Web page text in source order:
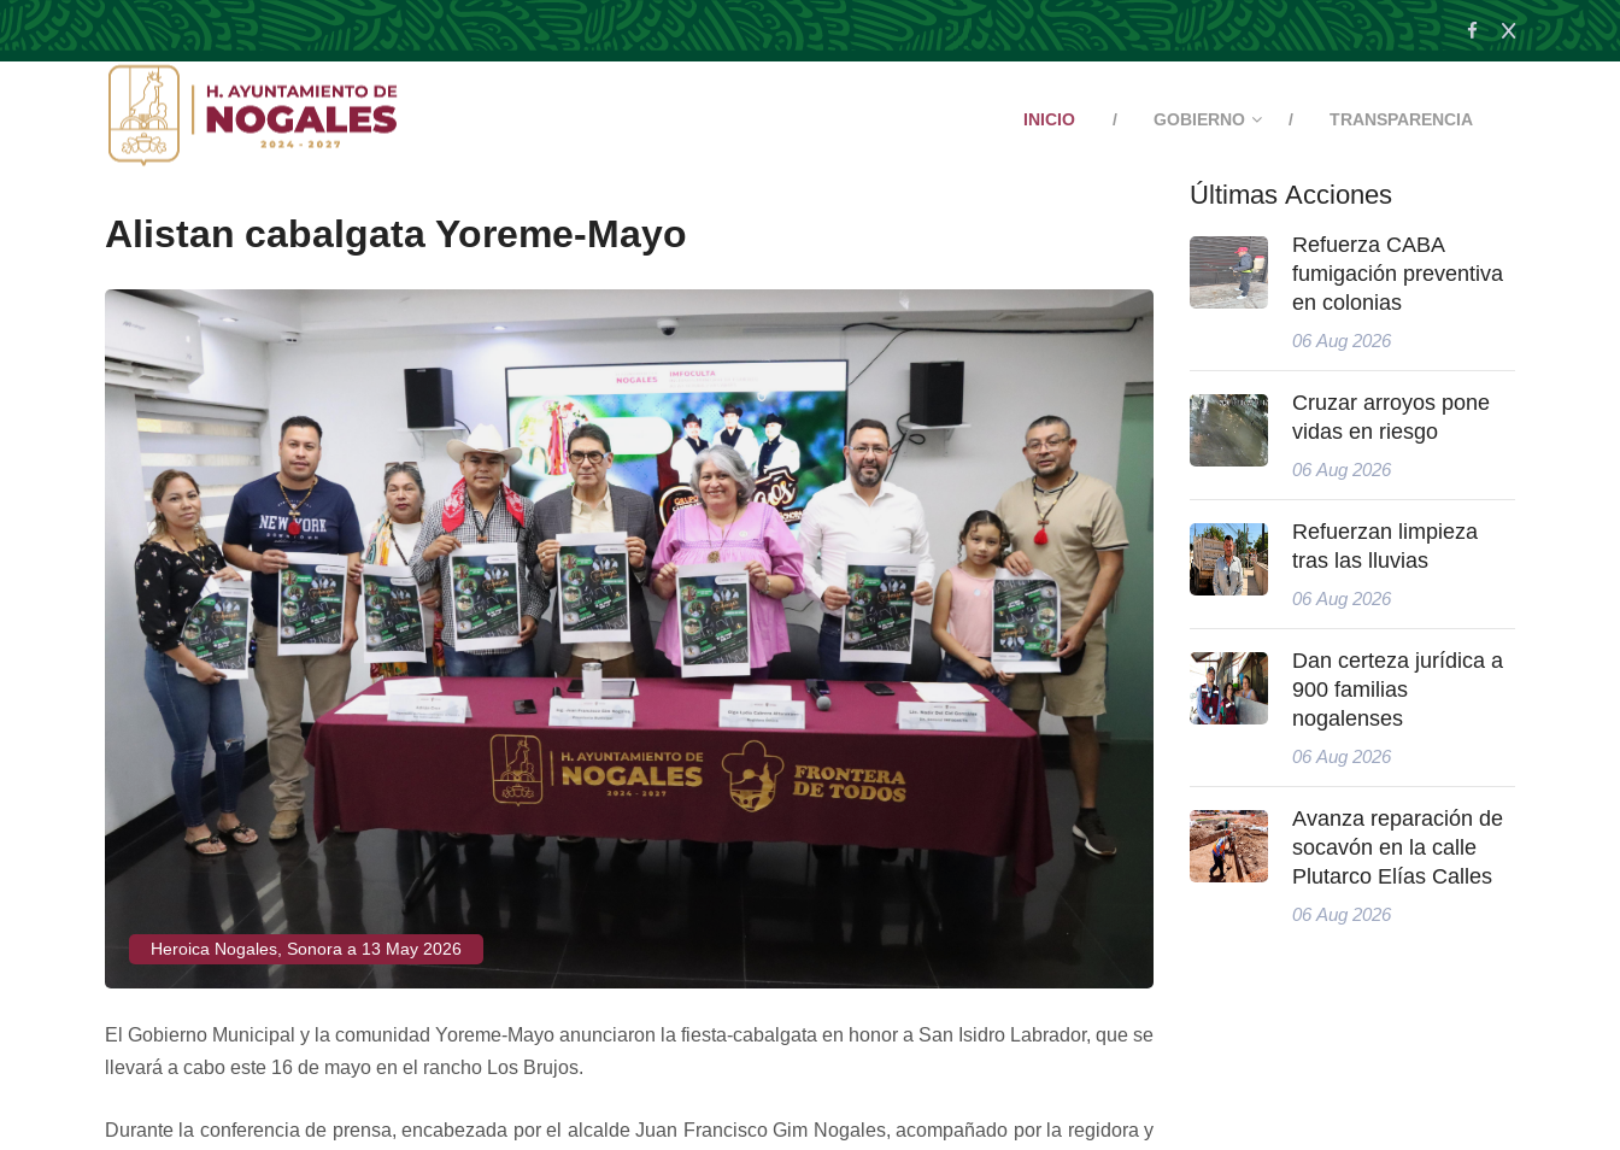
INICIO GOBIERNO TRANSPARENCIA
Alistan cabalgata Yoreme-Mayo
Heroica Nogales, Sonora a 13 May 2026
El Gobierno Municipal y la comunidad Yoreme-Mayo anunciaron la fiesta-cabalgata en honor a San Isidro Labrador, que se
llevará a cabo este 16 de mayo en el rancho Los Brujos.
Durante la conferencia de prensa, encabezada por el alcalde Juan Francisco Gim Nogales, acompañado por la regidora y
Últimas Acciones
Refuerza CABA
fumigación preventiva
en colonias
06 Aug 2026
Cruzar arroyos pone
vidas en riesgo
06 Aug 2026
Refuerzan limpieza
tras las lluvias
06 Aug 2026
Dan certeza jurídica a
900 familias
nogalenses
06 Aug 2026
Avanza reparación de
socavón en la calle
Plutarco Elías Calles
06 Aug 2026